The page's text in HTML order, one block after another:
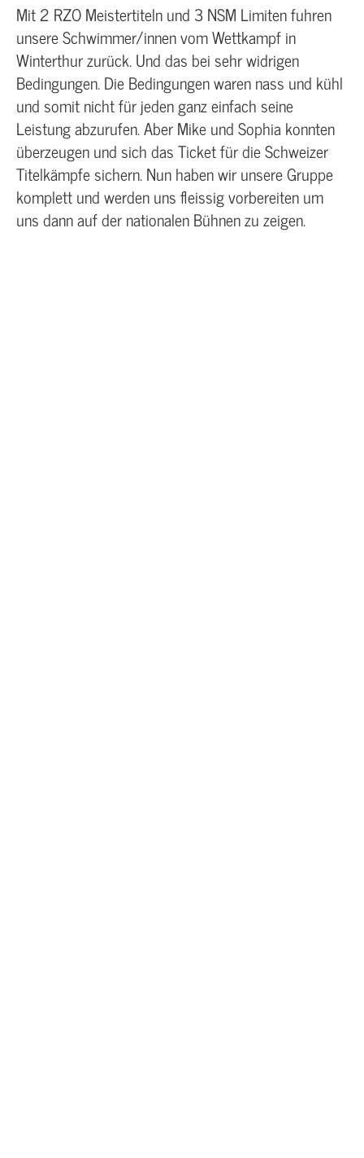
Mit 2 RZO Meistertiteln und 3 NSM Limiten fuhren
unsere Schwimmer/innen vom Wettkampf in
Winterthur zurück. Und das bei sehr widrigen
Bedingungen. Die Bedingungen waren nass und kühl
und somit nicht für jeden ganz einfach seine
Leistung abzurufen. Aber Mike und Sophia konnten
überzeugen und sich das Ticket für die Schweizer
Titelkämpfe sichern. Nun haben wir unsere Gruppe
komplett und werden uns fleissig vorbereiten um
uns dann auf der nationalen Bühnen zu zeigen.